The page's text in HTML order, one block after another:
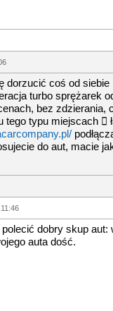
dorzucić coś od
turbo sprężarek
bez zdzierania,
tego typu miejscach 
do aut, macie
dobry skup
auta dość.